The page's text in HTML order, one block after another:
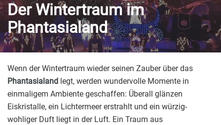
Der Wintertraum im
Phantasialand
Wenn der Wintertraum wieder seinen Zauber über das
Phantasialand legt, werden wundervolle Momente in
einmaligem Ambiente geschaffen: Überall glänzen
Eiskristalle, ein Lichtermeer erstrahlt und ein würzig-
wohliger Duft liegt in der Luft. Ein Traum aus